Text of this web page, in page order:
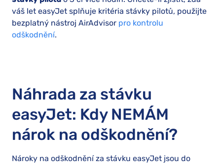
váš let easyJet splňuje kritéria stávky pilotů, použijte
bezplatný nástroj AirAdvisor pro kontrolu
odškodnění.
Náhrada za stávku
easyJet: Kdy NEMÁM
nárok na odškodnění?
Nároky na odškodnění za stávku easyJet jsou do